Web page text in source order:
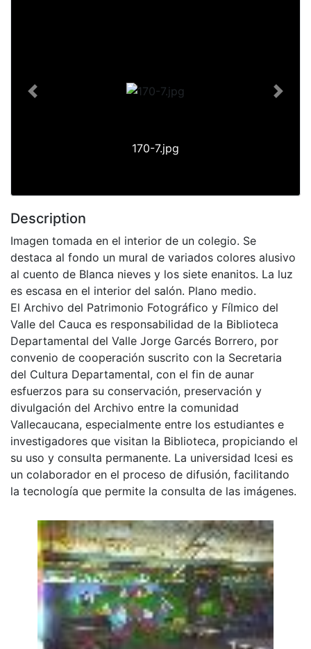
170-7.jpg
Previous Next
Description
Imagen tomada en el interior de un colegio. Se
destaca al fondo un mural de variados colores alusivo
al cuento de Blanca nieves y los siete enanitos. La luz
es escasa en el interior del salón. Plano medio.
El Archivo del Patrimonio Fotográfico y Fílmico del
Valle del Cauca es responsabilidad de la Biblioteca
Departamental del Valle Jorge Garcés Borrero, por
convenio de cooperación suscrito con la Secretaria
del Cultura Departamental, con el fin de aunar
esfuerzos para su conservación, preservación y
divulgación del Archivo entre la comunidad
Vallecaucana, especialmente entre los estudiantes e
investigadores que visitan la Biblioteca, propiciando el
su uso y consulta permanente. La universidad Icesi es
un colaborador en el proceso de difusión, facilitando
la tecnología que permite la consulta de las imágenes.